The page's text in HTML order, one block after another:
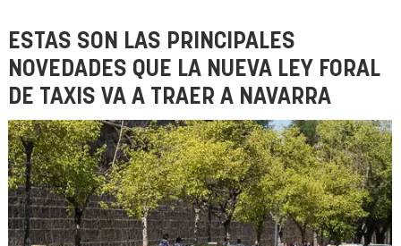
ESTAS SON LAS PRINCIPALES
NOVEDADES QUE LA NUEVA LEY FORAL
DE TAXIS VA A TRAER A NAVARRA